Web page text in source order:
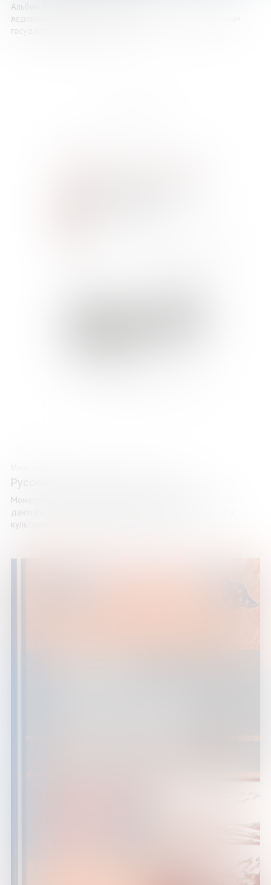
Альбом-каталог подготовлен к 60-летию со дня ввода
ледокола «Ленин» в эсплуатацию (2019 г.). Федеральным
государственным унитарным ...
Русский Север: брошенная земля
Монография – первое и единственное исследование,
дающее полное всестороннее представление о быте и
культуре трех селений Русского Севера: села ...